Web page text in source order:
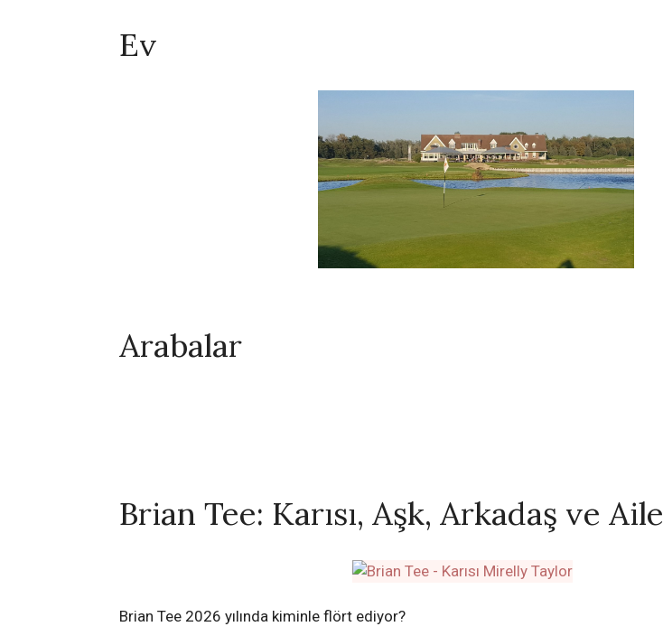
Ev
Arabalar
Brian Tee: Karısı, Aşk, Arkadaş ve Aile
Brian Tee 2026 yılında kiminle flört ediyor?